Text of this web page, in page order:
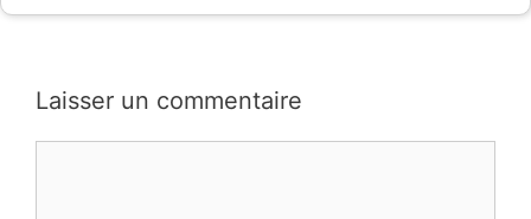
Laisser un commentaire